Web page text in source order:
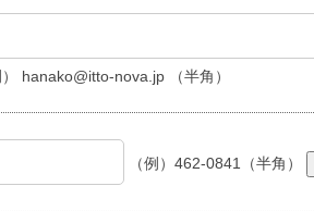
） hanako@itto-nova.jp （半角）
（例）462-0841（半角）